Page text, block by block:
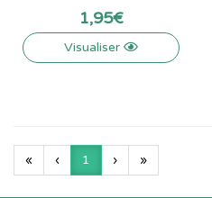
1,95€
Visualiser
« ‹ 1 › »